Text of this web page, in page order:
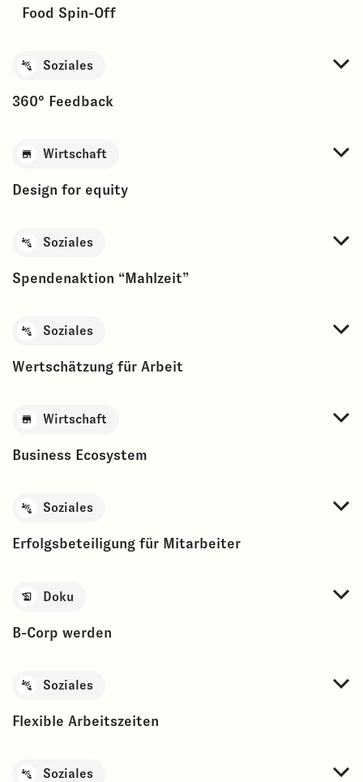
Food Spin-Off
Soziales
360° Feedback
Wirtschaft
Design for equity
Soziales
Spendenaktion “Mahlzeit”
Soziales
Wertschätzung für Arbeit
Wirtschaft
Business Ecosystem
Soziales
Erfolgsbeteiligung für Mitarbeiter
Doku
B-Corp werden
Soziales
Flexible Arbeitszeiten
Soziales